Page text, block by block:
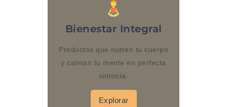
Bienestar Integral
Productos que nutren tu cuerpo
y calman tu mente en perfecta
sintonía.
Explorar